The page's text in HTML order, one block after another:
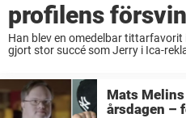
profilens
Han blev en omedelbar
gjort stor succé som Jerry i Ica-
Mats
årsdagen –